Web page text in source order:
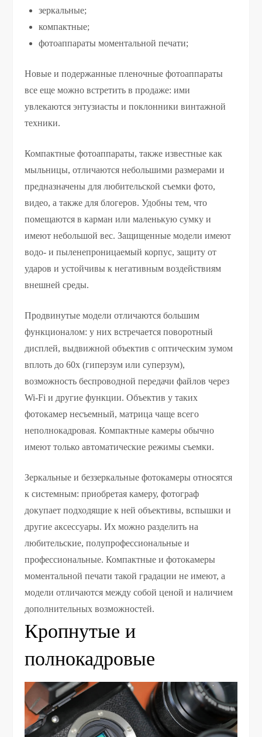
зеркальные;
компактные;
фотоаппараты моментальной печати;
Новые и подержанные пленочные фотоаппараты
все еще можно встретить в продаже: ими
увлекаются энтузиасты и поклонники винтажной
техники.
Компактные фотоаппараты, также известные как
мыльницы, отличаются небольшими размерами и
предназначены для любительской съемки фото,
видео, а также для блогеров. Удобны тем, что
помещаются в карман или маленькую сумку и
имеют небольшой вес. Защищенные модели имеют
водо- и пыленепроницаемый корпус, защиту от
ударов и устойчивы к негативным воздействиям
внешней среды.
Продвинутые модели отличаются большим
функционалом: у них встречается поворотный
дисплей, выдвижной объектив с оптическим зумом
вплоть до 60х (гиперзум или суперзум),
возможность беспроводной передачи файлов через
Wi-Fi и другие функции. Объектив у таких
фотокамер несъемный, матрица чаще всего
неполнокадровая. Компактные камеры обычно
имеют только автоматические режимы съемки.
Зеркальные и беззеркальные фотокамеры относятся
к системным: приобретая камеру, фотограф
докупает подходящие к ней объективы, вспышки и
другие аксессуары. Их можно разделить на
любительские, полупрофессиональные и
профессиональные. Компактные и фотокамеры
моментальной печати такой градации не имеют, а
модели отличаются между собой ценой и наличием
дополнительных возможностей.
Кропнутые и
полнокадровые